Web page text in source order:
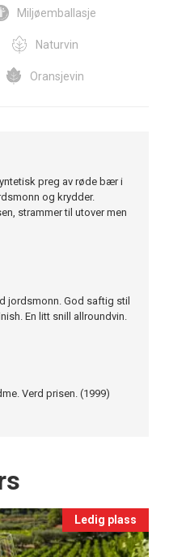
Miljøemballasje
Naturvin
Oransjevin
preg av røde bær i
og krydder.
strammer til utover men
jordsmonn. God saftig stil
En litt snill allroundvin.
Verd prisen. (1999)
Ledig plass